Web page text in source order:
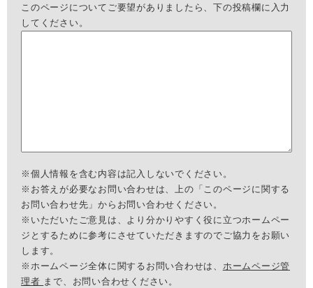
このページについてご要望がありましたら、下の投稿欄に入力
してください。
※個人情報を含む内容は記入しないでください。
※お答えが必要なお問い合わせは、上の「このページに関する
お問い合わせ先」からお問い合わせください。
※いただいたご意見は、より分かりやすく役に立つホームペー
ジとするために参考にさせていただきますのでご協力をお願い
します。
※ホームページ全体に関するお問い合わせは、 ホームページ管
理者 まで、お問い合わせください。